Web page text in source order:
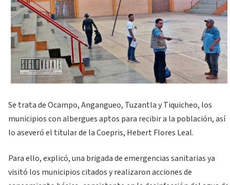
Se trata de Ocampo, Angangueo, Tuzantla y Tiquicheo, los
municipios con albergues aptos para recibir a la población, así
lo aseveró el titular de la Coepris, Hebert Flores Leal.
Para ello, explicó, una brigada de emergencias sanitarias ya
visitó los municipios citados y realizaron acciones de